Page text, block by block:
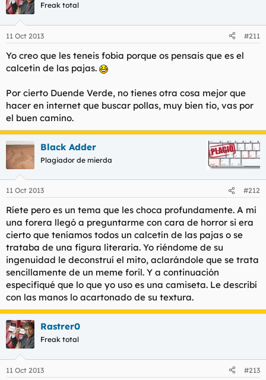
Freak total
11 Oct 2013 #211
Yo creo que les teneis fobia porque os pensais que es el
calcetin de las pajas.
Por cierto Duende Verde, no tienes otra cosa mejor que
hacer en internet que buscar pollas, muy bien tio, vas por
el buen camino.
Black Adder
Plagiador de mierda
11 Oct 2013 #212
Ríete pero es un tema que les choca profundamente. A mí
una forera llegó a preguntarme con cara de horror si era
cierto que teníamos todos un calcetín de las pajas o se
trataba de una figura literaria. Yo riéndome de su
ingenuidad le deconstruí el mito, aclarándole que se trata
sencillamente de un meme foril. Y a continuación
especifiqué que lo que yo uso es una camiseta. Le describí
con las manos lo acartonado de su textura.
Rastrer0
Freak total
11 Oct 2013 #213